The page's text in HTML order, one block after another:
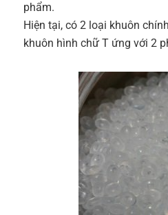
phẩm.
Hiện tại, có 2 loại khuôn
khuôn hình chữ T ứng với 2